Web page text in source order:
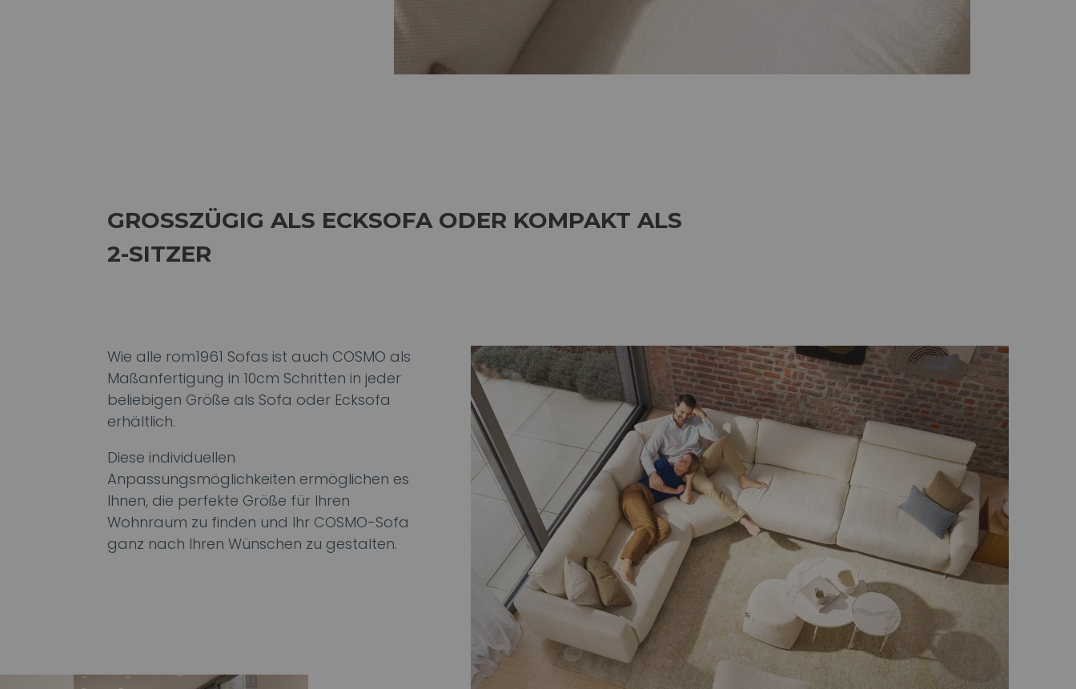
GROSSZÜGIG ALS ECKSOFA ODER KOMPAKT ALS 2
-SITZER
Wie alle rom1961 Sofas ist auch COSMO als
Maßanfertigung in 10cm Schritten in jeder
beliebigen Größe als Sofa oder Ecksofa
erhältlich.
Diese individuellen
Anpassungsmöglichkeiten ermöglichen es
Ihnen, die perfekte Größe für Ihren
Wohnraum zu finden und Ihr COSMO-Sofa
ganz nach Ihren Wünschen zu gestalten.